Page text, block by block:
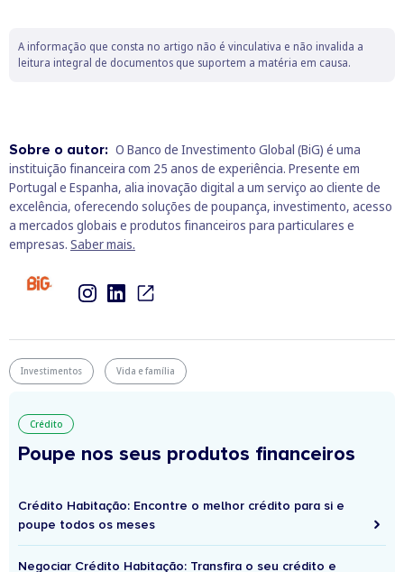
A informação que consta no artigo não é vinculativa e não invalida a
leitura integral de documentos que suportem a matéria em causa.
Sobre o autor: O Banco de Investimento Global (BiG) é uma
instituição financeira com 25 anos de experiência. Presente em
Portugal e Espanha, alia inovação digital a um serviço ao cliente de
excelência, oferecendo soluções de poupança, investimento, acesso
a mercados globais e produtos financeiros para particulares e
empresas. Saber mais.
Investimentos Vida e família
Crédito
Poupe nos seus produtos financeiros
Crédito Habitação: Encontre o melhor crédito para si e
poupe todos os meses
Negociar Crédito Habitação: Transfira o seu crédito e